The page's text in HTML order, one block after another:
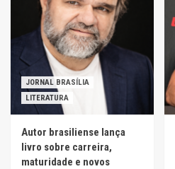
JORNAL BRASÍLIA
LITERATURA
Autor brasiliense lança
livro sobre carreira,
maturidade e novos